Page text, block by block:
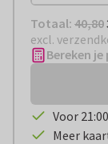
Totaal: € 36,80
Totaal: 40,80
excl.
Bereken je
Voor
Meer